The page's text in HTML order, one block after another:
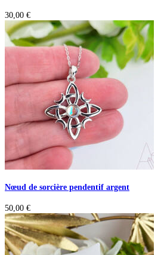
30,00 €
Nœud de sorcière pendentif argent
50,00 €